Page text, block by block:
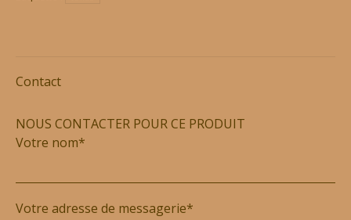
Contact
NOUS CONTACTER POUR CE PRODUIT
Votre nom*
Votre adresse de messagerie*